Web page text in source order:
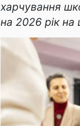
харчування
на 2026 рік